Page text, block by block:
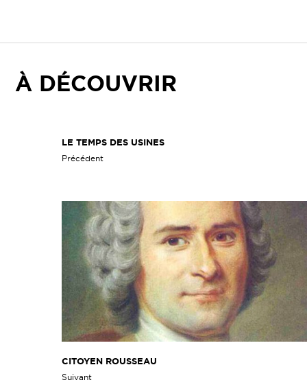
À DÉCOUVRIR
LE TEMPS DES USINES
Précédent
CITOYEN ROUSSEAU
Suivant